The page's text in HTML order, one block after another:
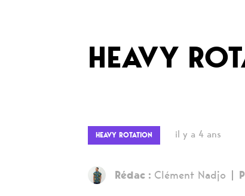
HEAVY
HEAVY ROTATION il y a 4 ans
Rédac : Clément Nadjo